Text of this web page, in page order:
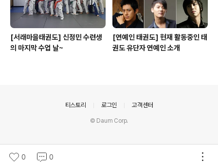
[서래마을태권도] 신정민 수련생
의 마지막 수업 날~
[연예인 태권도] 현재 활동중인 태
권도 유단자 연예인 소개
0 0
티스토리 로그인 고객센터
© Daum Corp.